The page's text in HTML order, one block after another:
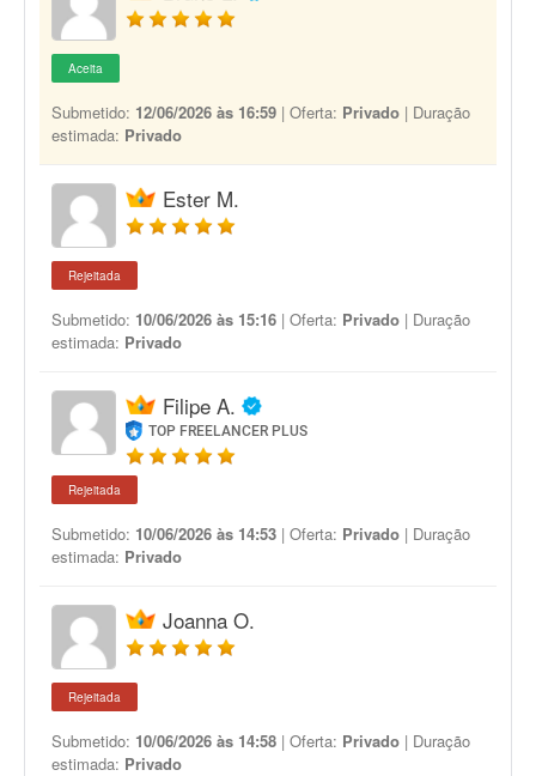
Aceita
Submetido: 12/06/2026 às 16:59 | Oferta: Privado | Duração
estimada: Privado
Ester M.
Rejeitada
Submetido: 10/06/2026 às 15:16 | Oferta: Privado | Duração
estimada: Privado
Filipe A.
TOP FREELANCER PLUS
Rejeitada
Submetido: 10/06/2026 às 14:53 | Oferta: Privado | Duração
estimada: Privado
Joanna O.
Rejeitada
Submetido: 10/06/2026 às 14:58 | Oferta: Privado | Duração
estimada: Privado